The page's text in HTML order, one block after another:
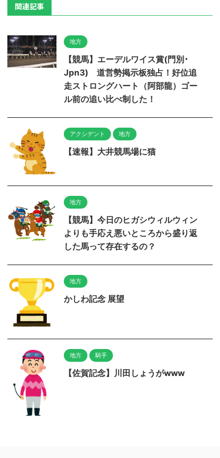
関連記事
地方
【競馬】エーデルワイス賞(門別･
Jpn3) 道営勢掲示板独占！好位追
走ストロングハート（阿部龍）ゴー
ル前の追い比べ制した！
アクシデント 地方
【速報】大井競馬場に猫
地方
【競馬】今日のヒガシウィルウィン
よりも手応え悪いところから盛り返
した馬って存在するの？
地方
かしわ記念 展望
地方 騎手
【佐賀記念】川田しょうがwww